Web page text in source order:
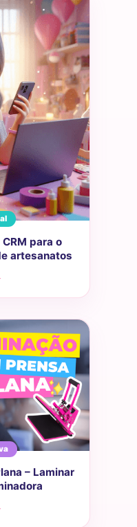
para o
artesanatos
– Laminar